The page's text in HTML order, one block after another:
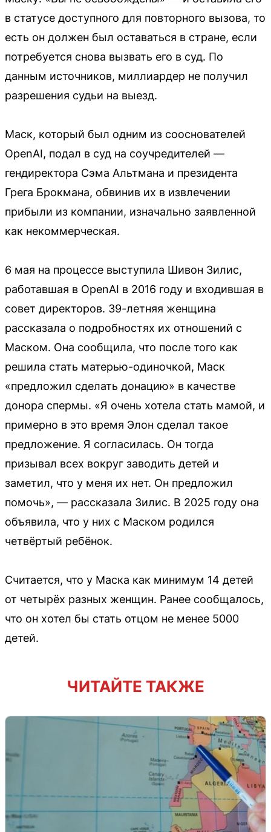
в статусе доступного для повторного вызова, то
есть он должен был оставаться в стране, если
потребуется снова вызвать его в суд. По
данным источников, миллиардер не получил
разрешения судьи на выезд.
Маск, который был одним из сооснователей
OpenAI, подал в суд на соучредителей —
гендиректора Сэма Альтмана и президента
Грега Брокмана, обвинив их в извлечении
прибыли из компании, изначально заявленной
как некоммерческая.
6 мая на процессе выступила Шивон Зилис,
работавшая в OpenAI в 2016 году и входившая в
совет директоров. 39-летняя женщина
рассказала о подробностях их отношений с
Маском. Она сообщила, что после того как
решила стать матерью-одиночкой, Маск
«предложил сделать донацию» в качестве
донора спермы. «Я очень хотела стать мамой, и
примерно в это время Элон сделал такое
предложение. Я согласилась. Он тогда
призывал всех вокруг заводить детей и
заметил, что у меня их нет. Он предложил
помочь», — рассказала Зилис. В 2025 году она
объявила, что у них с Маском родился
четвёртый ребёнок.
Считается, что у Маска как минимум 14 детей
от четырёх разных женщин. Ранее сообщалось,
что он хотел бы стать отцом не менее 5000
детей.
ЧИТАЙТЕ ТАКЖЕ